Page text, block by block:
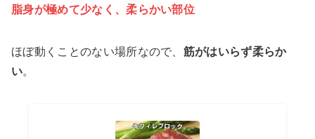
脂身が極めて少なく、柔らかい部位
ほぼ動くことのない場所なので、 筋がはいらず柔らか
い。